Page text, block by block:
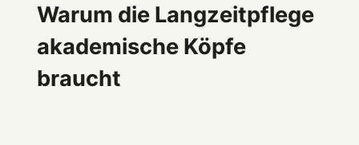
Warum die Langzeitpflege
akademische Köpfe
braucht